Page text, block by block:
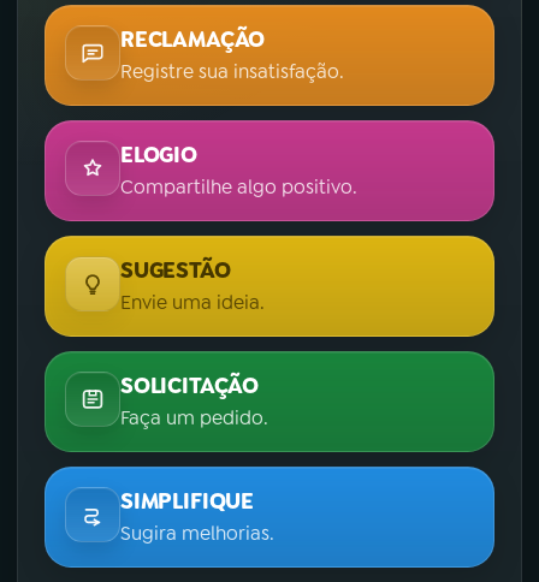
RECLAMAÇÃO
Registre sua insatisfação.
ELOGIO
Compartilhe algo positivo.
SUGESTÃO
Envie uma ideia.
SOLICITAÇÃO
Faça um pedido.
SIMPLIFIQUE
Sugira melhorias.